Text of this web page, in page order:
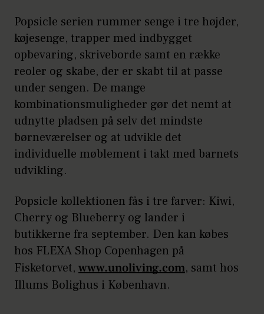
Popsicle serien rummer senge i tre højder,
køjesenge, trapper med indbygget
opbevaring, skriveborde samt en række
reoler og skabe, der er skabt til at passe
under sengen. De mange
kombinationsmuligheder gør det nemt at
udnytte pladsen på selv det mindste
børneværelser og at udvikle det
individuelle møblement i takt med barnets
udvikling.
Popsicle kollektionen fås i tre farver: Kiwi,
Cherry og Blueberry og lander i
butikkerne fra september. Den kan købes
hos FLEXA Shop Copenhagen på
Fisketorvet, www.unoliving.com, samt hos
Illums Bolighus i København.